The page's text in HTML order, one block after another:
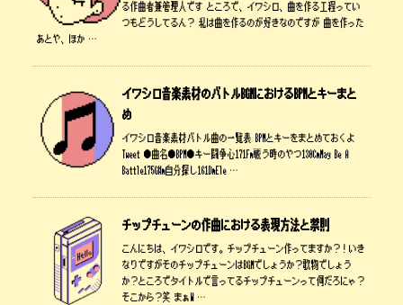
る作曲者兼管理人です ところで、イワシロ、曲を作る工程ってい
つもどうしてるん？ 私は曲を作るのが好きなのですが 曲を作った
あとや、ほか …
イワシロ音楽素材のバトルBGMにおけるBPMとキーまと
め
イワシロ音楽素材バトル曲の一覧表 BPMとキーをまとめておくよ
Tweet ●曲名●BPM●キー闘争心171Fm戦う時のやつ130CmMay Be A
Battle175G#m自分探し161DmEle …
チップチューンの作曲における表現方法と禁則
こんにちは、イワシロです。チップチューン作ってますか？！いき
なりですがそのチップチューンはBGMでしょうか？歌物でしょう
か？ところでタイトルで言ってるチップチューンって何だろにゃ？
そこから？笑 まぁW …